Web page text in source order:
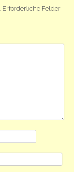
Erforderliche Felder